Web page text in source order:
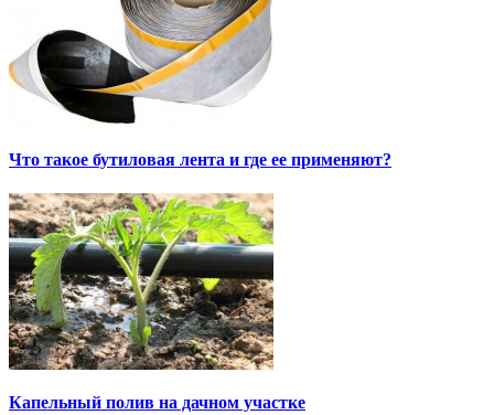
Что такое бутиловая лента и где ее применяют?
Капельный полив на дачном участке